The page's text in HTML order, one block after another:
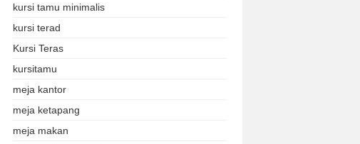
kursi tamu minimalis
kursi terad
Kursi Teras
kursitamu
meja kantor
meja ketapang
meja makan